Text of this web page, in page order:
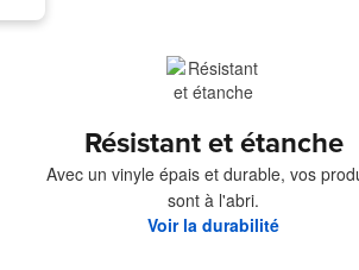
Résistant et étanche
Avec un vinyle épais et durable, vos
sont à l'abri.
Voir la durabilité